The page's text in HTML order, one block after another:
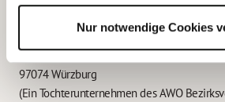
Nur notwendige Cookies
Betreiber der Webseite
Garitz Bewirtschaftungsbetriebe GmbH
Kantstraße 45a
97074 Würzburg
(Ein Tochterunternehmen des AWO